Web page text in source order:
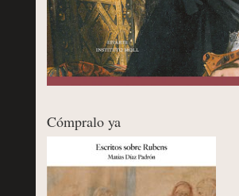
Cómpralo ya